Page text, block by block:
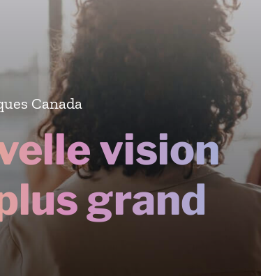
Canada
vision
grand